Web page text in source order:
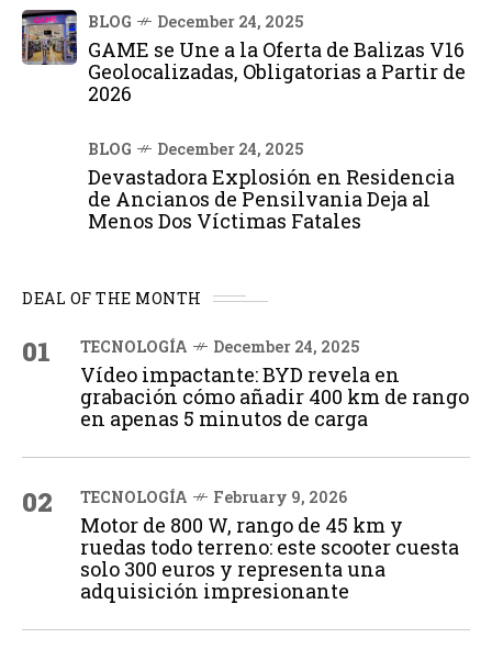
BLOG December 24, 2025
GAME se Une a la Oferta de Balizas V16
Geolocalizadas, Obligatorias a Partir de
2026
BLOG December 24, 2025
Devastadora Explosión en Residencia
de Ancianos de Pensilvania Deja al
Menos Dos Víctimas Fatales
DEAL OF THE MONTH
01 TECNOLOGÍA December 24, 2025
Vídeo impactante: BYD revela en
grabación cómo añadir 400 km de rango
en apenas 5 minutos de carga
02 TECNOLOGÍA February 9, 2026
Motor de 800 W, rango de 45 km y
ruedas todo terreno: este scooter cuesta
solo 300 euros y representa una
adquisición impresionante